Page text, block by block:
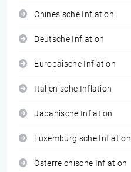
Chinesische Inflation
Deutsche Inflation
Europäische Inflation
Italienische Inflation
Japanische Inflation
Luxemburgische Inflation
Österreichische Inflation